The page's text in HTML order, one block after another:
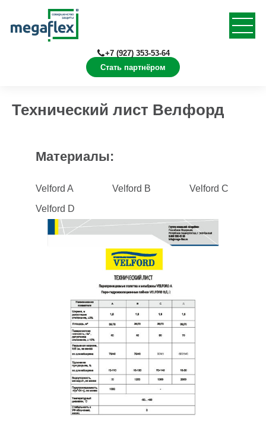
Стать партнёром
+7 (927) 353-53-64
Технический лист Велфорд
Материалы:
Velford A Velford B
Velford С
Velford D